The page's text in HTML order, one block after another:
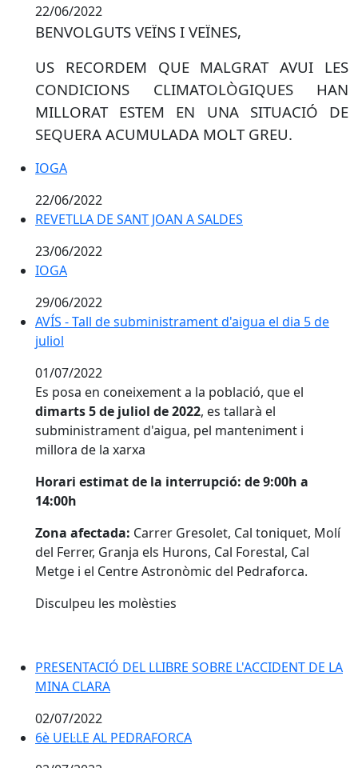
22/06/2022
BENVOLGUTS VEÏNS I VEÏNES,
US RECORDEM QUE MALGRAT AVUI LES
CONDICIONS CLIMATOLÒGIQUES HAN
MILLORAT ESTEM EN UNA SITUACIÓ DE
SEQUERA ACUMULADA MOLT GREU.
IOGA
IOGA
22/06/2022
REVETLLA DE SANT JOAN A SALDES
REVETLLA DE SANT JOAN A SALDES
23/06/2022
IOGA
IOGA
29/06/2022
AVÍS - Tall de subministrament d'aigua el dia 5 de
juliol
01/07/2022
Es posa en coneixement a la població, que el
dimarts 5 de juliol de 2022, es tallarà el
subministrament d'aigua, pel manteniment i
millora de la xarxa
Horari estimat de la interrupció: de 9:00h a
14:00h
Zona afectada: Carrer Gresolet, Cal toniquet, Molí
del Ferrer, Granja els Hurons, Cal Forestal, Cal
Metge i el Centre Astronòmic del Pedraforca.
Disculpeu les molèsties
PRESENTACIÓ DEL LLIBRE SOBRE L'ACCIDENT DE LA
PRESENTACIÓ DEL LLIBRE SOBRE L'ACCIDENT DE LA
MINA CLARA
02/07/2022
6è UEL·LE AL PEDRAFORCA
6è UEL·LE AL PEDRAFORCA